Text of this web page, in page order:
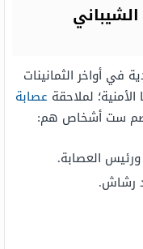
في أواخر الثمانينات
لملاحقة عصابة
تضم ست أشخاص هم:
ورئيس العصابة.
رشاش.